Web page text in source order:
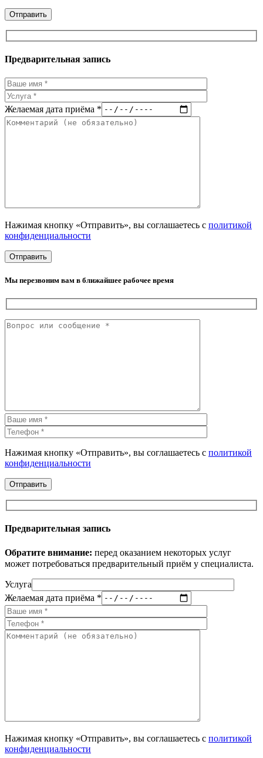
Предварительная запись
Желаемая дата приёма *
Нажимая кнопку «Отправить», вы соглашаетесь с политикой
конфиденциальности
Мы перезвоним вам в ближайшее рабочее время
Нажимая кнопку «Отправить», вы соглашаетесь с политикой
конфиденциальности
Предварительная запись
Обратите внимание: перед оказанием некоторых услуг
может потребоваться предварительный приём у специалиста.
Услуга
Желаемая дата приёма *
Нажимая кнопку «Отправить», вы соглашаетесь с политикой
конфиденциальности